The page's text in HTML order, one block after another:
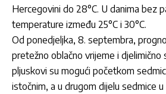
Hercegovini do 28°C. U danima bez
temperature između 25°C i 30°C.
Od ponedjeljka, 8. septembra,
pretežno oblačno vrijeme i djelimično
pljuskovi su mogući početkom
istočnim, a u drugom dijelu sedmice u